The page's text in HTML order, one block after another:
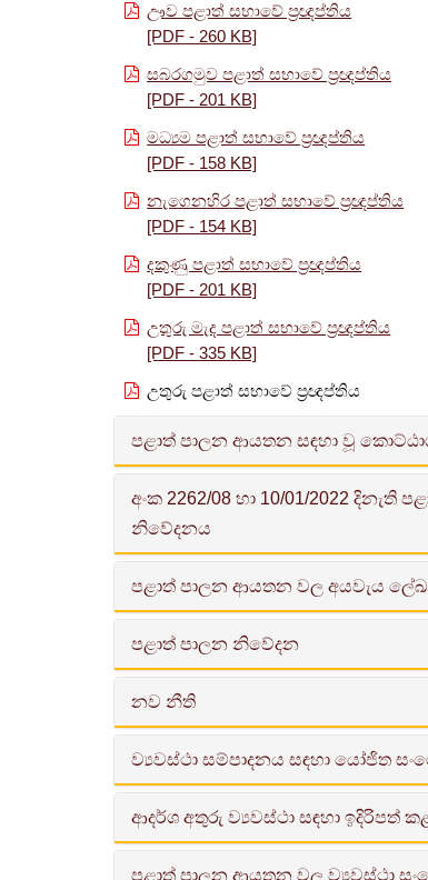
ඌව පළාත් සභාවේ ප්‍රඥප්තිය
[PDF - 260 KB]
සබරගමුව පළාත් සභාවේ ප්‍රඥප්තිය
[PDF - 201 KB]
මධ්‍යම පළාත් සභාවේ ප්‍රඥප්තිය
[PDF - 158 KB]
නැගෙනහිර පළාත් සභාවේ ප්‍රඥප්තිය
[PDF - 154 KB]
දකුණු පළාත් සභාවේ ප්‍රඥප්තිය
[PDF - 201 KB]
උතුරු මැද පළාත් සභාවේ ප්‍රඥප්තිය
[PDF - 335 KB]
උතුරු පළාත් සභාවේ ප්‍රඥප්තිය
පළාත් පාලන ආයතන සඳහා වූ
Download
අංක 2262/08 හා 10/01/2022
නිවේදනය
English
Sinhala
Tamil
පළාත් පාලන ආයතන වල අයවැය
බාගත කරන්න
පළාත් පාලන නිවේදන
252 වන අධිකාරය වූ මහා නගර සභා
255 වන අධිකාරය වූ නගර සභා
1987 අංක 15 දරන ප්‍රාදේශීය සභා
නව නීති
2016 අංක 1 දරන පළාත් පාලන
[PDF - 52 KB]
පළාත් පාලන ආයතන ඡන්ද විමසීම්
සිංහල
ව්‍යවස්ථා සම්පාදනය සඳහා යෝජිත
මහ නගර සභා ආඥාපනත (252
ආදර්ශ අතුරු ව්‍යවස්ථා සඳහා ඉදිරිපත්
නගර සභා ආදර්ශ අතුරු ව්‍යවස්ථා
පළාත් පාලන ආයතන වල ව්‍යවස්ථා